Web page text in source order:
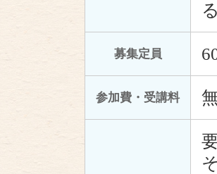
募集定員
参加費・受講料